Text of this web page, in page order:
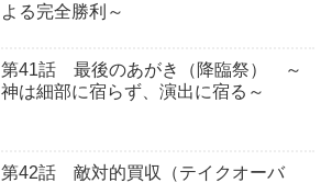
よる完全勝利～
第41話 最後のあがき（降臨祭） ～
神は細部に宿らず、演出に宿る～
第42話 敵対的買収（テイクオーバ